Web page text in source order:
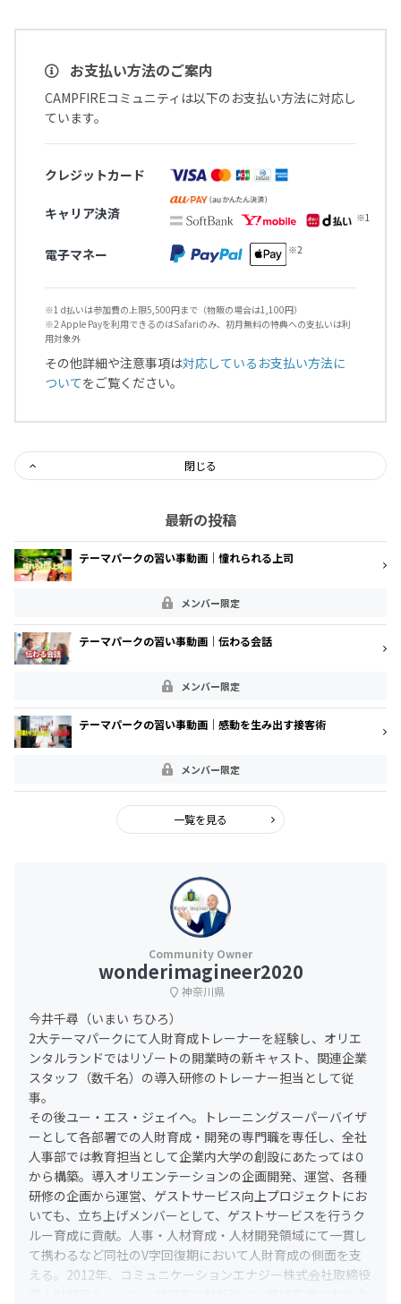
お支払い方法のご案内
CAMPFIREコミュニティは以下のお支払い方法に対応し
ています。
クレジットカード
キャリア決済
電子マネー
※1 d払いは参加費の上限5,500円まで（物販の場合は1,100円）
※2 Apple Payを利用できるのはSafariのみ、初月無料の特典への支払いは利
用対象外
その他詳細や注意事項は対応しているお支払い方法に
ついてをご覧ください。
閉じる
最新の投稿
テーマパークの習い事動画｜憧れられる上司
メンバー限定
テーマパークの習い事動画｜伝わる会話
メンバー限定
テーマパークの習い事動画｜感動を生み出す接客術
メンバー限定
一覧を見る
wonderimagineer2020
神奈川県
今井千尋（いまい ちひろ）
2大テーマパークにて人財育成トレーナーを経験し、オリエ
ンタルランドではリゾートの開業時の新キャスト、関連企業
スタッフ（数千名）の導入研修のトレーナー担当として従
事。
その後ユー・エス・ジェイへ。トレーニングスーパーバイザ
ーとして各部署での人財育成・開発の専門職を専任し、全社
人事部では教育担当として企業内大学の創設にあたっては０
から構築。導入オリエンテーションの企画開発、運営、各種
研修の企画から運営、ゲストサービス向上プロジェクトにお
いても、立ち上げメンバーとして、ゲストサービスを行うク
ルー育成に貢献。人事・人材育成・人材開発領域にて一貫し
て携わるなど同社のV字回復期において人財育成の側面を支
える。2012年、コミュニケーションエナジー株式会社取締役